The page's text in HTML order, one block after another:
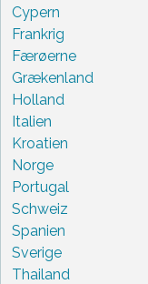
Cypern
Frankrig
Færøerne
Grækenland
Holland
Italien
Kroatien
Norge
Portugal
Schweiz
Spanien
Sverige
Thailand